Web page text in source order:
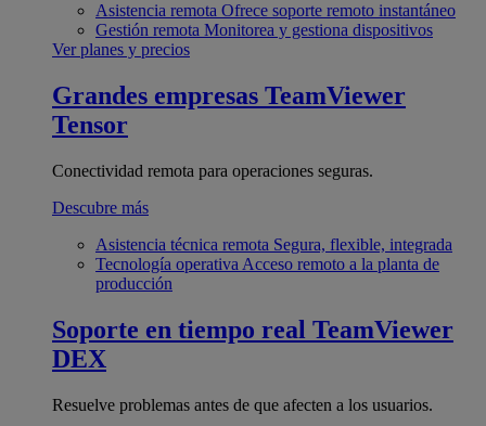
Asistencia remota Ofrece soporte remoto instantáneo
Gestión remota Monitorea y gestiona dispositivos
Ver planes y precios
Grandes empresas TeamViewer
Tensor
Conectividad remota para operaciones seguras.
Descubre más
Asistencia técnica remota Segura, flexible, integrada
Tecnología operativa Acceso remoto a la planta de
producción
Soporte en tiempo real TeamViewer
DEX
Resuelve problemas antes de que afecten a los usuarios.